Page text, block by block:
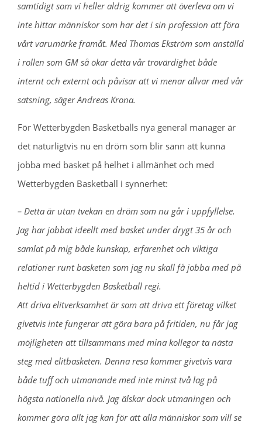
samtidigt som vi heller aldrig kommer att överleva om vi
inte hittar människor som har det i sin profession att föra
vårt varumärke framåt. Med Thomas Ekström som anställd
i rollen som GM så ökar detta vår trovärdighet både
internt och externt och påvisar att vi menar allvar med vår
satsning, säger Andreas Krona.
För Wetterbygden Basketballs nya general manager är
det naturligtvis nu en dröm som blir sann att kunna
jobba med basket på helhet i allmänhet och med
Wetterbygden Basketball i synnerhet:
– Detta är utan tvekan en dröm som nu går i uppfyllelse.
Jag har jobbat ideellt med basket under drygt 35 år och
samlat på mig både kunskap, erfarenhet och viktiga
relationer runt basketen som jag nu skall få jobba med på
heltid i Wetterbygden Basketball regi.
Att driva elitverksamhet är som att driva ett företag vilket
givetvis inte fungerar att göra bara på fritiden, nu får jag
möjligheten att tillsammans med mina kollegor ta nästa
steg med elitbasketen. Denna resa kommer givetvis vara
både tuff och utmanande med inte minst två lag på
högsta nationella nivå. Jag älskar dock utmaningen och
kommer göra allt jag kan för att alla människor som vill se